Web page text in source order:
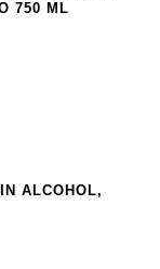
750 ML
ALCOHOL,